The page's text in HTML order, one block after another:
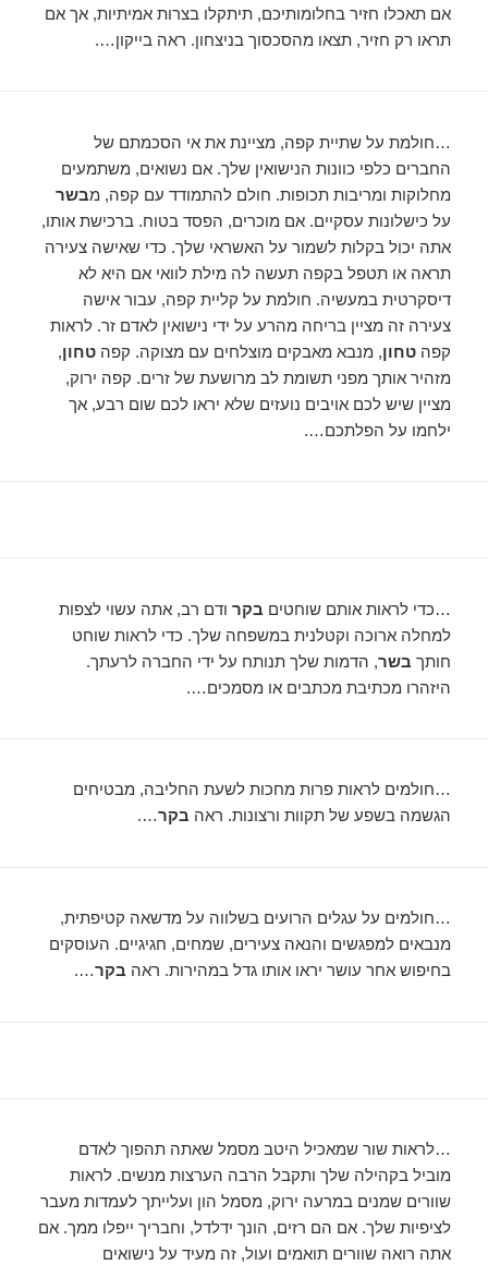
אם תאכלו חזיר בחלומותיכם, תיתקלו בצרות אמיתיות, אך אם
תראו רק חזיר, תצאו מהסכסוך בניצחון. ראה בייקון….
…חולמת על שתיית קפה, מציינת את אי הסכמתם של
החברים כלפי כוונות הנישואין שלך. אם נשואים, משתמעים
מחלוקות ומריבות תכופות. חולם להתמודד עם קפה, מבשר
על כישלונות עסקיים. אם מוכרים, הפסד בטוח. ברכישת אותו,
אתה יכול בקלות לשמור על האשראי שלך. כדי שאישה צעירה
תראה או תטפל בקפה תעשה לה מילת לוואי אם היא לא
דיסקרטית במעשיה. חולמת על קליית קפה, עבור אישה
צעירה זה מציין בריחה מהרע על ידי נישואין לאדם זר. לראות
קפהטחון, מנבא מאבקים מוצלחים עם מצוקה. קפהטחון,
מזהיר אותך מפני תשומת לב מרושעת של זרים. קפה ירוק,
מציין שיש לכם אויבים נועזים שלא יראו לכם שום רבע, אך
ילחמו על הפלתכם….
…כדי לראות אותם שוחטים בקר ודם רב, אתה עשוי לצפות
למחלה ארוכה וקטלנית במשפחה שלך. כדי לראות שוחט
חותך בשר, הדמות שלך תנותח על ידי החברה לרעתך.
היזהרו מכתיבת מכתבים או מסמכים….
…חולמים לראות פרות מחכות לשעת החליבה, מבטיחים
הגשמה בשפע של תקוות ורצונות. ראה בקר….
…חולמים על עגלים הרועים בשלווה על מדשאה קטיפתית,
מנבאים למפגשים והנאה צעירים, שמחים, חגיגיים. העוסקים
בחיפוש אחר עושר יראו אותו גדל במהירות. ראה בקר….
…לראות שור שמאכיל היטב מסמל שאתה תהפוך לאדם
מוביל בקהילה שלך ותקבל הרבה הערצות מנשים. לראות
שוורים שמנים במרעה ירוק, מסמל הון ועלייתך לעמדות מעבר
לציפיות שלך. אם הם רזים, הונך ידלדל, וחבריך ייפלו ממך. אם
אתה רואה שוורים תואמים ועול, זה מעיד על נישואים